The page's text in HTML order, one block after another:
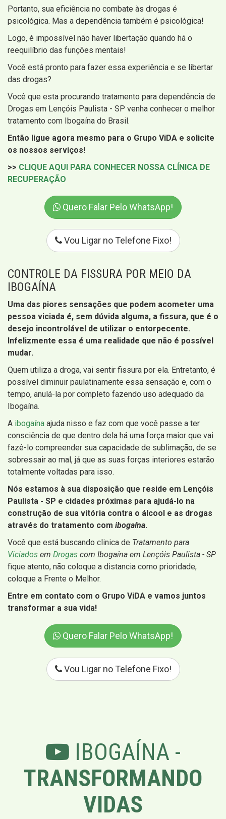
Portanto, sua eficiência no combate às drogas é
psicológica. Mas a dependência também é psicológica!
Logo, é impossível não haver libertação quando há o
reequilíbrio das funções mentais!
Você está pronto para fazer essa experiência e se libertar
das drogas?
Você que esta procurando tratamento para dependência de
Drogas em Lençóis Paulista - SP venha conhecer o melhor
tratamento com Ibogaína do Brasil.
Então ligue agora mesmo para o Grupo ViDA e solicite
os nossos serviços!
>> CLIQUE AQUI PARA CONHECER NOSSA CLÍNICA DE
RECUPERAÇÃO
Quero Falar Pelo WhatsApp!
Vou Ligar no Telefone Fixo!
CONTROLE DA FISSURA POR MEIO DA
IBOGAÍNA
Uma das piores sensações que podem acometer uma
pessoa viciada é, sem dúvida alguma, a fissura, que é o
desejo incontrolável de utilizar o entorpecente.
Infelizmente essa é uma realidade que não é possível
mudar.
Quem utiliza a droga, vai sentir fissura por ela. Entretanto, é
possível diminuir paulatinamente essa sensação e, com o
tempo, anulá-la por completo fazendo uso adequado da
Ibogaína.
A ibogaína ajuda nisso e faz com que você passe a ter
consciência de que dentro dela há uma força maior que vai
fazê-lo compreender sua capacidade de sublimação, de se
sobressair ao mal, já que as suas forças interiores estarão
totalmente voltadas para isso.
Nós estamos à sua disposição que reside em Lençóis
Paulista - SP e cidades próximas para ajudá-lo na
construção de sua vitória contra o álcool e as drogas
através do tratamento com ibogaína.
Você que está buscando clinica de Tratamento para
Viciados em Drogas com Ibogaína em Lençóis Paulista - SP
fique atento, não coloque a distancia como prioridade,
coloque a Frente o Melhor.
Entre em contato com o Grupo ViDA e vamos juntos
transformar a sua vida!
Quero Falar Pelo WhatsApp!
Vou Ligar no Telefone Fixo!
IBOGAÍNA -
TRANSFORMANDO
VIDAS